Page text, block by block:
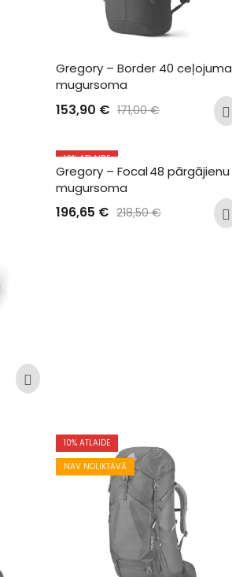
Gregory – Border 40 ceļojuma
mugursoma
153,90 € 171,00€
10% ATLAIDE
NAV NOLIKTAVĀ
Gregory – Focal 48 pārgājienu
mugursoma
196,65 € 218,50€
10% ATLAIDE
NAV NOLIKTAVĀ